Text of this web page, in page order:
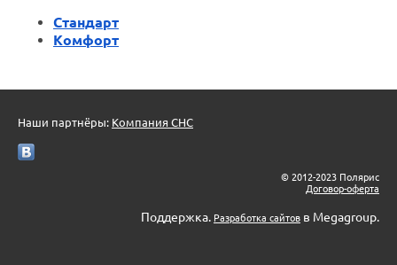
Стандарт
Комфорт
Наши партнёры: Компания СНС
© 2012-2023 Полярис
Договор-оферта
Поддержка. Разработка сайтов в Megagroup.